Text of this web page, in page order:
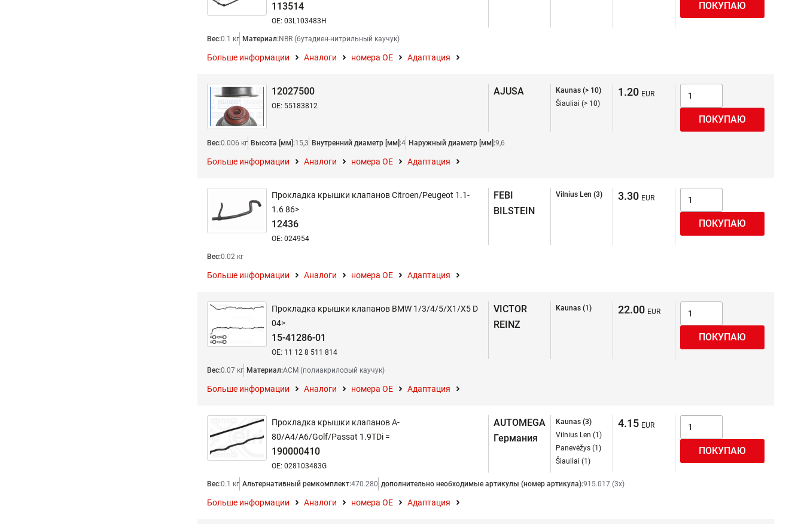
113514
OE: 03L103483H
Вес:0.1 кг Материал:NBR (бутадиен-нитрильный каучук)
Больше информации Аналоги номера ОЕ Адаптация
12027500
OE: 55183812
AJUSA
Kaunas (> 10)
Šiauliai (> 10)
1.20
Вес:0.006 кг Высота [мм]:15,3 Внутренний диаметр [мм]:4 Наружный диаметр [мм]:9,6
Больше информации Аналоги номера ОЕ Адаптация
Прокладка крышки клапанов Citroen/Peugeot 1.1-
1.6 86>
12436
OE: 024954
FEBI
BILSTEIN
Vilnius Len (3) 3.30
Вес:0.02 кг
Больше информации Аналоги номера ОЕ Адаптация
Прокладка крышки клапанов BMW 1/3/4/5/X1/X5 D
04>
15-41286-01
OE: 11 12 8 511 814
VICTOR
REINZ
Kaunas (1) 22.00
Вес:0.07 кг Материал:АСМ (полиакриловый каучук)
Больше информации Аналоги номера ОЕ Адаптация
Прокладка крышки клапанов A-
80/A4/A6/Golf/Passat 1.9TDi =
190000410
OE: 028103483G
AUTOMEGA
Германия
Kaunas (3)
Vilnius Len (1)
Panevėžys (1)
Šiauliai (1)
4.15
Вес:0.1 кг Альтернативный ремкомплект:470.280 дополнительно необходимые артикулы (номер артикула):915.017 (3x)
Больше информации Аналоги номера ОЕ Адаптация